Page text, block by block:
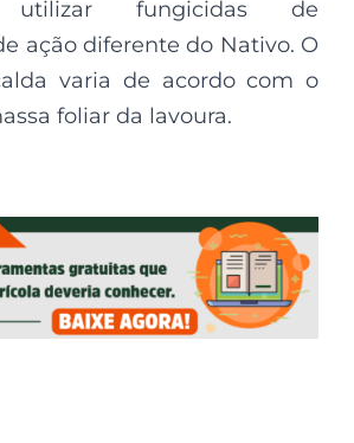
utilizar fungicidas de
ação diferente do Nativo. O
varia de acordo com o
foliar da lavoura.